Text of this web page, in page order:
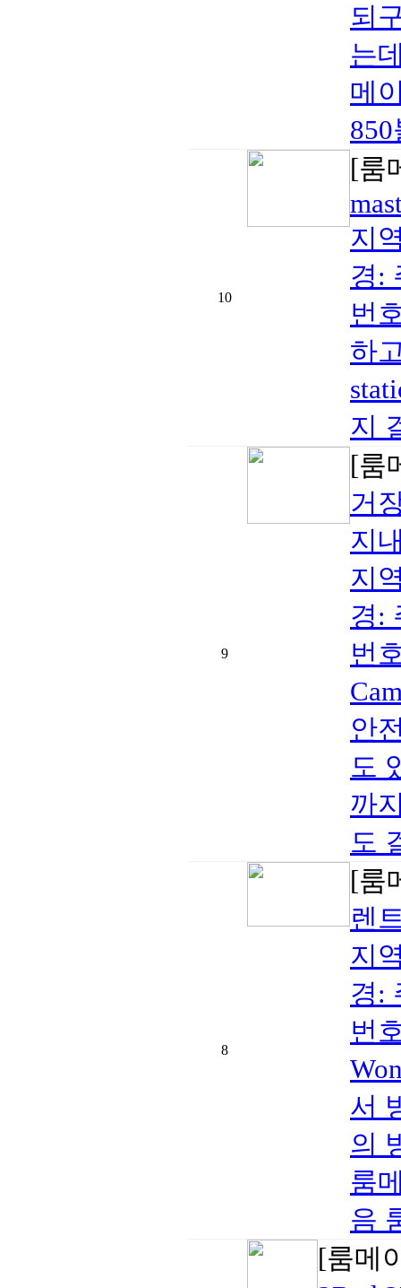
되
는
메
10
[룸
지
경:
번
하
지
9
[룸
거
지
지
경:
번
안
도
까
도
8
[룸
렌
지
경:
번
서
의
룸
음
[룸메